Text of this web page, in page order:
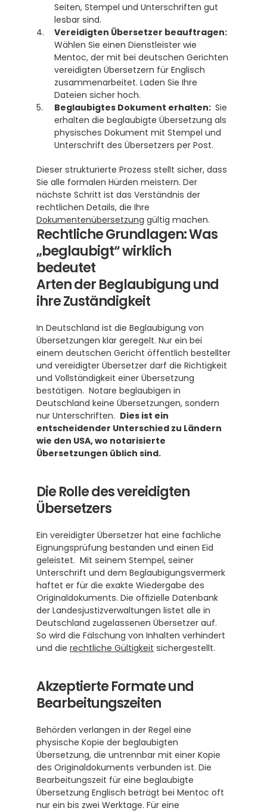
Seiten, Stempel und Unterschriften gut
lesbar sind.
Vereidigten Übersetzer beauftragen:
Wählen Sie einen Dienstleister wie
Mentoc, der mit bei deutschen Gerichten
vereidigten Übersetzern für Englisch
zusammenarbeitet. Laden Sie Ihre
Dateien sicher hoch.
Beglaubigtes Dokument erhalten: Sie
erhalten die beglaubigte Übersetzung als
physisches Dokument mit Stempel und
Unterschrift des Übersetzers per Post.
Dieser strukturierte Prozess stellt sicher, dass
Sie alle formalen Hürden meistern. Der
nächste Schritt ist das Verständnis der
Dokumentenübersetzung gültig machen.
Rechtliche Grundlagen: Was
„beglaubigt“ wirklich
bedeutet
Arten der Beglaubigung und
ihre Zuständigkeit
In Deutschland ist die Beglaubigung von
Übersetzungen klar geregelt. Nur ein bei
einem deutschen Gericht öffentlich bestellter
und vereidigter Übersetzer darf die Richtigkeit
und Vollständigkeit einer Übersetzung
bestätigen.  Notare beglaubigen in
Deutschland keine Übersetzungen, sondern
nur Unterschriften. Dies ist ein
entscheidender Unterschied zu Ländern
wie den USA, wo notarisierte
Übersetzungen üblich sind.
Die Rolle des vereidigten
Übersetzers
Ein vereidigter Übersetzer hat eine fachliche
Eignungsprüfung bestanden und einen Eid
geleistet.  Mit seinem Stempel, seiner
Unterschrift und dem Beglaubigungsvermerk
haftet er für die exakte Wiedergabe des
Originaldokuments. Die offizielle Datenbank
der Landesjustizverwaltungen listet alle in
Deutschland zugelassenen Übersetzer auf.
So wird die Fälschung von Inhalten verhindert
und die rechtliche Gültigkeit sichergestellt.
Akzeptierte Formate und
Bearbeitungszeiten
Behörden verlangen in der Regel eine
physische Kopie der beglaubigten
Übersetzung, die untrennbar mit einer Kopie
des Originaldokuments verbunden ist. Die
Bearbeitungszeit für eine beglaubigte
Übersetzung Englisch beträgt bei Mentoc oft